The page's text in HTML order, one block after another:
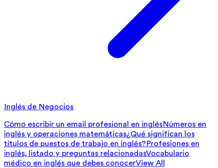
Inglés de Negocios
Cómo escribir un email profesional en inglésNúmeros en
inglés y operaciones matemáticas¿Qué significan los
títulos de puestos de trabajo en inglés?Profesiones en
inglés, listado y preguntas relacionadasVocabulario
médico en inglés que debes conocerView All